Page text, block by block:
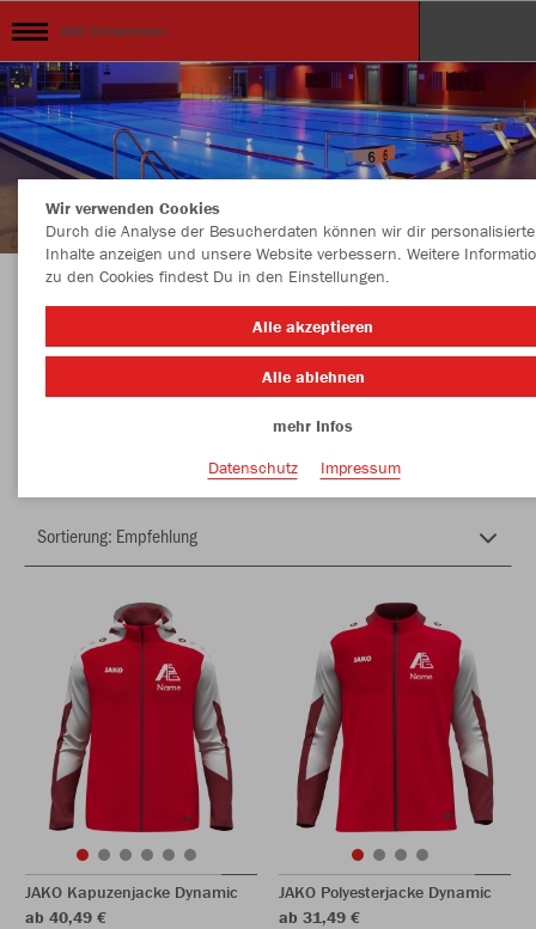
ASG Schwimmen
Herzlich Willkommen im Teamshop ASG
Schwimmen
JAKO Kapuzenjacke Dynamic
ab 40,49 €
JAKO Polyesterjacke Dynamic
ab 31,49 €
Wir verwenden Cookies
Durch die Analyse der Besucherdaten können wir dir personalisierte
Inhalte anzeigen und unsere Website verbessern. Weitere
zu den Cookies findest Du in den Einstellungen.
Alle akzeptieren
Alle ablehnen
mehr Infos
Datenschutz
Impressum